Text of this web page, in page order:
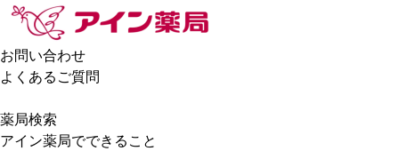
お問い合わせ
よくあるご質問
薬局検索
アイン薬局でできること